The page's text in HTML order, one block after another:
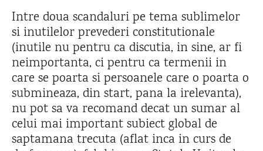
Intre doua scandaluri pe tema sublimelor
si inutilelor prevederi constitutionale
(inutile nu pentru ca discutia, in sine, ar fi
neimportanta, ci pentru ca termenii in
care se poarta si persoanele care o poarta o
submineaza, din start, pana la irelevanta),
nu pot sa va recomand decat un sumar al
celui mai important subiect global de
saptamana trecuta (aflat inca in curs de